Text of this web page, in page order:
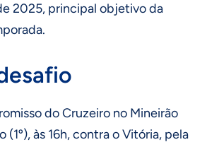
2025, principal objetivo da
do Cruzeiro no Mineirão
(1º), às 16h, contra o Vitória, pela